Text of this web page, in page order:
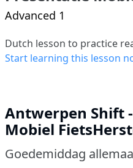
Advanced 1
Dutch lesson to practice
Start learning this lesson
Antwerpen Shift
Mobiel
Goedemiddag